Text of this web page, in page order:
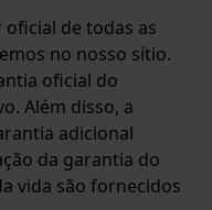
de todas as
no nosso sítio.
oficial do
Além disso, a
adicional
da garantia do
vida são fornecidos